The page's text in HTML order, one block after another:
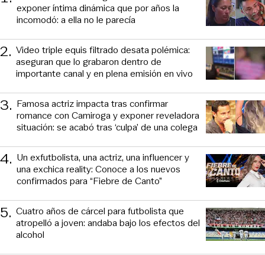
exponer íntima dinámica que por años la
incomodó: a ella no le parecía
2. Video triple equis filtrado desata polémica:
aseguran que lo grabaron dentro de
importante canal y en plena emisión en vivo
3. Famosa actriz impacta tras confirmar
romance con Camiroga y exponer reveladora
situación: se acabó tras ‘culpa’ de una colega
4. Un exfutbolista, una actriz, una influencer y
una exchica reality: Conoce a los nuevos
confirmados para “Fiebre de Canto”
5. Cuatro años de cárcel para futbolista que
atropelló a joven: andaba bajo los efectos del
alcohol